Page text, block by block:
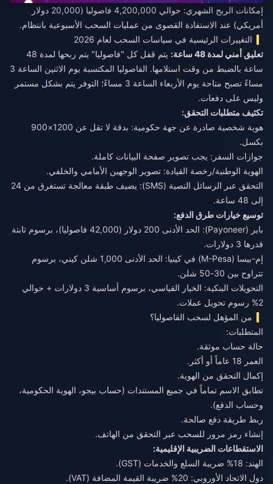
إمكانات الربح الشهري: حوالي 4,200,000 فاصوليا (20,000 دولار
أمريكي) عند الاستفادة القصوى من عمليات السحب الأسبوعية بانتظام.
التغييرات الرئيسية في سياسات السحب لعام 2026
تعليق أمني لمدة 48 ساعة:
يتم قفل كل "فاصوليا" يتم ربحها لمدة 48
ساعة بالضبط من وقت استلامها. الفاصوليا المكتسبة يوم الاثنين الساعة 3
مساءً تصبح متاحة يوم الأربعاء الساعة 3 مساءً؛ التوفر يتم بشكل مستمر
وليس على دفعات.
تكثيف متطلبات التحقق:
هوية شخصية صادرة عن جهة حكومية: بدقة لا تقل عن 1200×900
بكسل.
جوازات السفر: يجب تصوير صفحة البيانات كاملة.
الهوية الوطنية/رخصة القيادة: تصوير الوجهين الأمامي والخلفي.
التحقق عبر الرسائل النصية (SMS): يضيف طبقة معالجة تستغرق من 24
إلى 48 ساعة.
توسيع خيارات طرق الدفع:
باير (Payoneer): الحد الأدنى 200 دولار (42,000 فاصوليا)، برسوم ثابتة
قدرها 3 دولارات.
إم-بيسا (M-Pesa) في كينيا: الحد الأدنى 1,000 شلن كيني، برسوم
تتراوح بين 30-50 شلن.
التحويلات البنكية: الخيار القياسي، برسوم أساسية 3 دولارات + حوالي
2% رسوم تحويل عملات.
من المؤهل لسحب الفاصوليا؟
المتطلبات:
حالة حساب موثقة.
العمر 18 عاماً أو أكثر.
إكمال التحقق من الهوية.
تطابق الاسم تماماً في جميع المستندات (حساب بيجو، الهوية الحكومية،
وحساب الدفع).
ربط طريقة دفع صالحة.
إنشاء رمز مرور للسحب عبر التحقق من الهاتف.
الاستقطاعات الضريبية الإقليمية:
الهند: 18% ضريبة السلع والخدمات (GST).
دول الاتحاد الأوروبي: 20% ضريبة القيمة المضافة (VAT).